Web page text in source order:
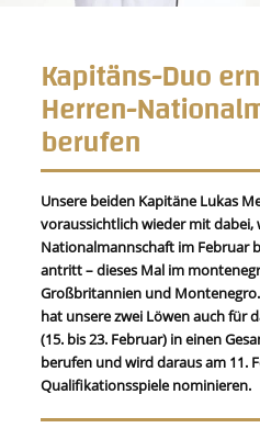
Kapitäns-Duo
Herren-
berufen
Unsere beiden Kapitäne Lukas
voraussichtlich wieder mit dabei,
Nationalmannschaft im Februar
antritt – dieses Mal im
Großbritannien und
hat unsere zwei Löwen auch für
(15. bis 23. Februar) in einen
berufen und wird daraus am 11.
Qualifikationsspiele nominieren.